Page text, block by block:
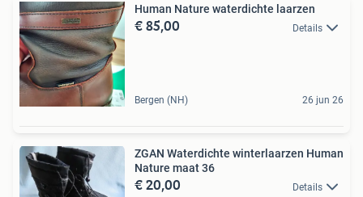
Human Nature waterdichte laarzen
€ 85,00 Details
Bergen (NH) 26 jun 26
ZGAN Waterdichte winterlaarzen Human
Nature maat 36
€ 20,00 Details